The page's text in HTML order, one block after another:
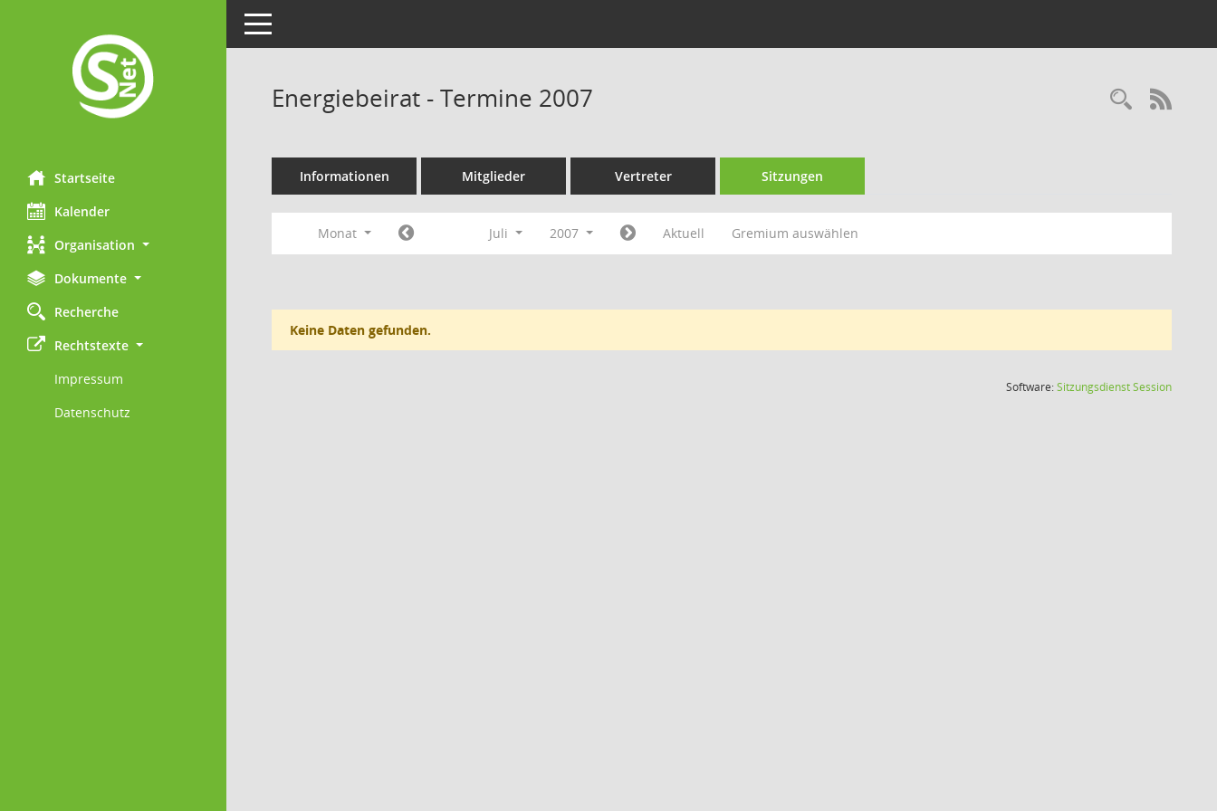
Startseite
Kalender
Organisation
Dokumente
Recherche
Rechtstexte
Impressum
Datenschutz
Toggle navigation
Energiebeirat - Termine 2007
Informationen Mitglieder Vertreter Sitzungen
Monat Juli 2007 Aktuell Gremium auswählen
Keine Daten gefunden.
Software:SitzungsdienstSession(Wird in